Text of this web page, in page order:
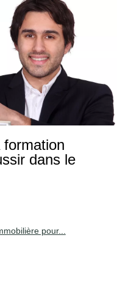
formation
dans le
pour...